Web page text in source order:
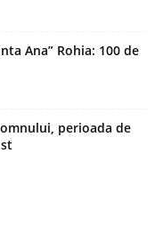
Ana” Rohia: 100 de
perioada de